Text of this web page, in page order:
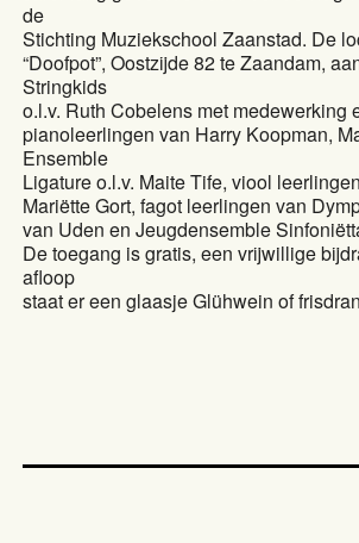
de
Stichting Muziekschool Zaanstad. De
“Doofpot”, Oostzijde 82 te Zaandam,
Stringkids
o.l.v. Ruth Cobelens met
pianoleerlingen van Harry Koopman,
Ensemble
Ligature o.l.v. Maite Tife, viool
Mariëtte Gort, fagot leerlingen van
van Uden en Jeugdensemble
De toegang is gratis, een vrijwillige
afloop
staat er een glaasje Glühwein of